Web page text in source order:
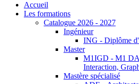
Accueil
Les formations
Catalogue 2026 - 2027
Ingénieur
ING - Diplôme
Master
M1IGD - M1
Interaction,
Mastère spécialisé